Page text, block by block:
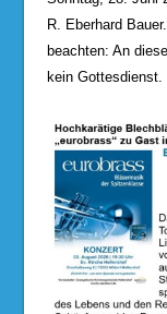
R. Eberhard
beachten: An
kein Gottesdienst.